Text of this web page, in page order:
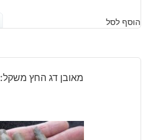
הוסף לסל
מאובן דג החץ משקל: 15 גרם